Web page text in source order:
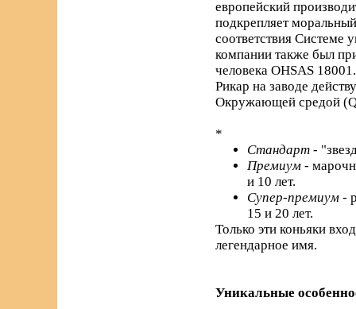
европейский
подкрепляет
соответствия
компании также был
человека OHSAS
Рикар на заводе
Окружающей средой
*
Стандарт -
Премиум -
и 10 лет.
Супер-премиум -
15 и 20 лет.
Только эти коньяки
легендарное имя.
Уникальные